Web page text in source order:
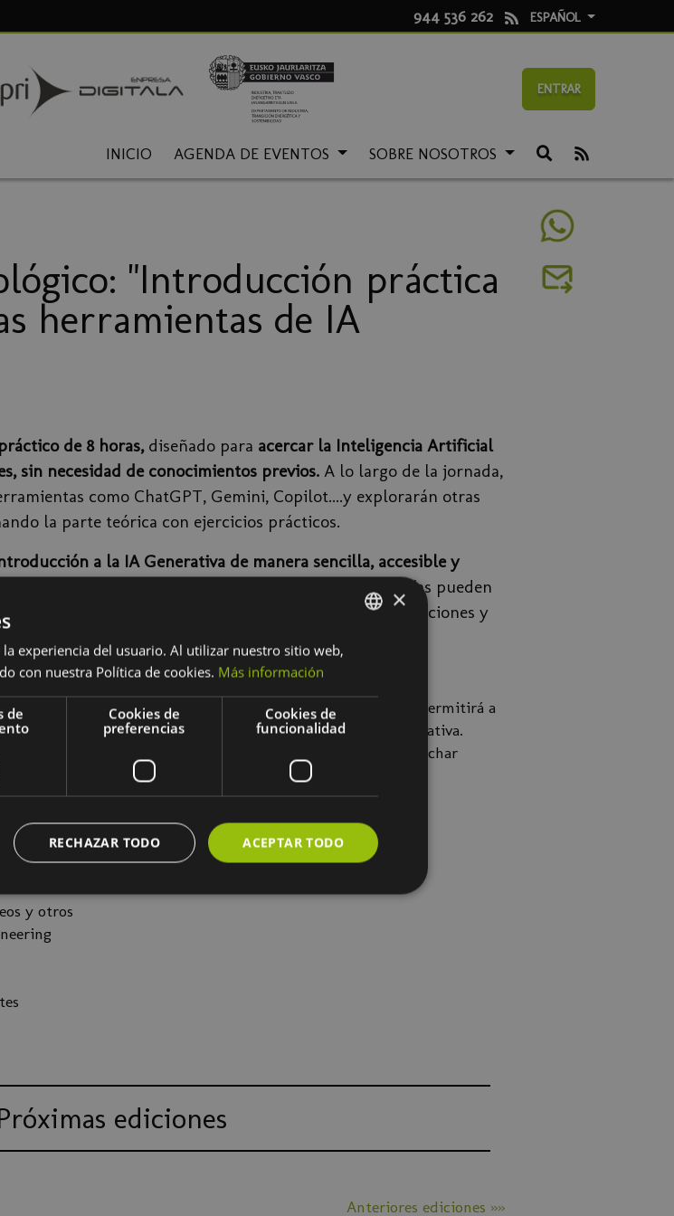
944 536 262 ESPAÑOL
ENTRAR
INICIO AGENDA DE EVENTOS SOBRE NOSOTROS
"Introducción práctica
herramientas de IA
de 8 horas, diseñado para acercar la Inteligencia Artificial
sin necesidad de conocimientos previos. A lo largo de la jornada,
como ChatGPT, Gemini, Copilot....y explorarán otras
la parte teórica con ejercicios prácticos.
a la IA Generativa de manera sencilla, accesible y
los participantes descubrirán cómo estas tecnologías pueden
Además, se abordarán las posibilidades, limitaciones y
desde cero, ofreciendo una introducción clara y práctica
que permitirá a
como ChatGPT y otras aplicaciones de IA Generativa.
y perfil profesional,
interesados en descubrir cómo aprovechar
como ChatGPT para optimizar su trabajo diario.
sectores
y otros
ediciones
Anteriores ediciones »»
×
experiencia del usuario. Al utilizar nuestro sitio web,
con nuestra Política de cookies. Más información
de
Cookies de
preferencias
Cookies de
funcionalidad
ACEPTAR TODO
RECHAZAR TODO